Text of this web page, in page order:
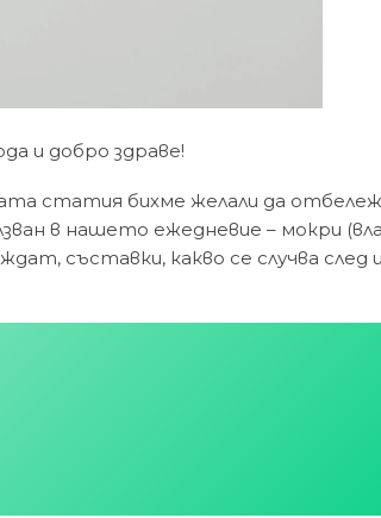
и добро здраве!
статия бихме желали да
в нашето ежедневие – мокри
съставки, какво се случва след